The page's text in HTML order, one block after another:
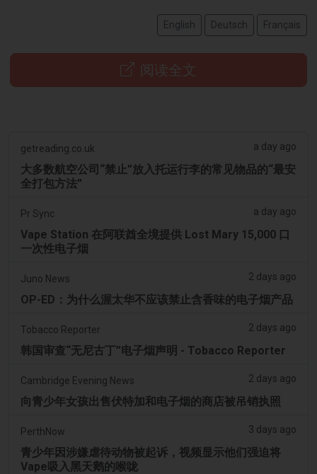
English Deutsch Français
阅读全文
getreading.co.uk a day ago
大多数航空公司“禁止”放入托运行李的常见物品的“最安
全打包方法”
Pr Sync a day ago
Vape Station 在阿联酋全境提供 Lost Mary 15,000 口
一次性电子烟
Juno News 2 days ago
OP-ED：为什么渥太华不应该禁止含香味的电子烟产品
Tobacco Reporter 2 days ago
韩国审查“无尼古丁”电子烟声明 - Tobacco Reporter
Cambridge Evening News 2 days ago
向青少年女孩出售伏特加和电子烟的商店被吊销执照
PerthNow 3 days ago
青少年因涉嫌虐待动物被起诉，视频显示他们强迫将
Vape吸入黑天鹅的喉咙